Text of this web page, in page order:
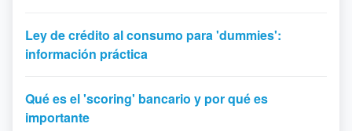
Ley de crédito al consumo para 'dummies':
información práctica
Qué es el 'scoring' bancario y por qué es
importante